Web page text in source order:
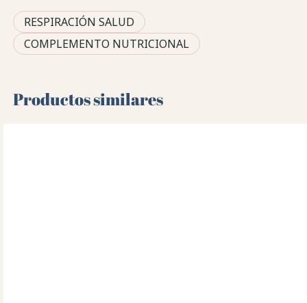
RESPIRACIÓN SALUD
COMPLEMENTO NUTRICIONAL
Productos similares